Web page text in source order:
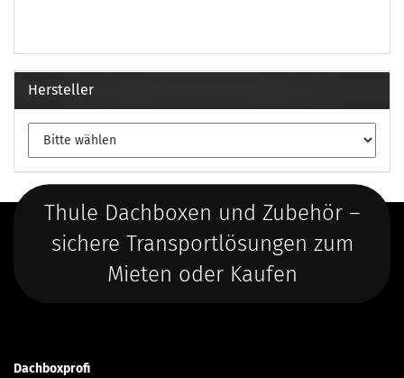
Hersteller
Thule Dachboxen und Zubehör –
sichere Transportlösungen zum
Mieten oder Kaufen
Dachboxprofi